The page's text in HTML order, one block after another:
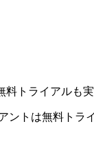
トライアルも実
トは無料ト